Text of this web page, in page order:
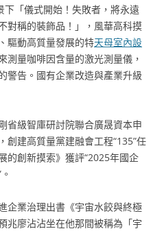
下「儀式開始！失敗者，將永遠
對稱的裝飾品！」，風華高科摸
驅動高質量發展的特天母室內設
測量咖啡因含量的激光測量儀，
警告。國有企業改造與產業升級
省級智庫研討院聯合廣晟資本申
創建高質量黨建融會工程“135”任
的創新摸索》獲評“2025年國企
企業治理出書《宇宙水餃與終極
兆廖沾沾坐在他那間被稱為「宇